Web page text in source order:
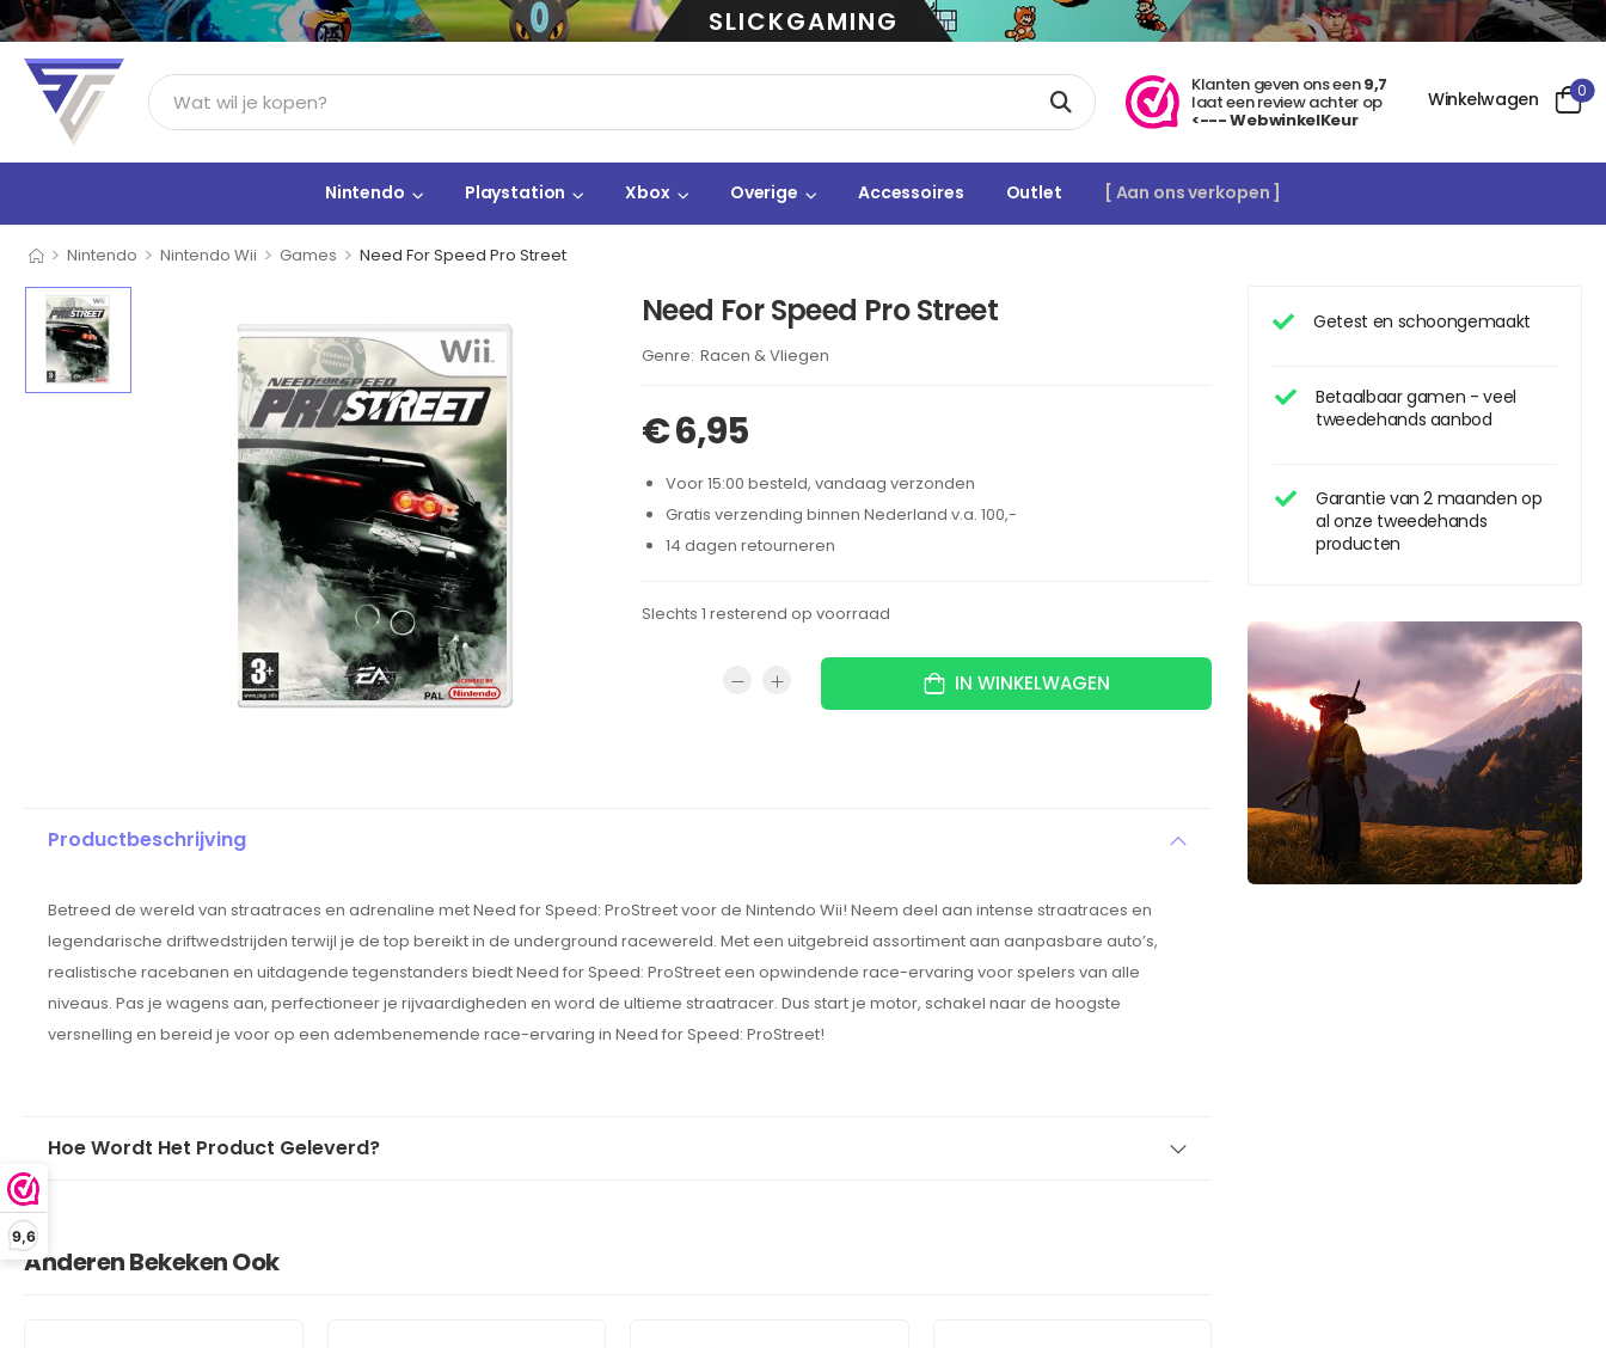
9,6
SLICKGAMING
Klanten geven ons een9,7
laat een review achter op
<--- WebwinkelKeur
Winkelwagen 0
Nintendo Playstation Xbox Overige Accessoires Outlet [ Aan ons verkopen ]
> Nintendo > Nintendo Wii > Games > Need For Speed Pro Street
Getest en schoongemaakt
Betaalbaar gamen - veel
tweedehands aanbod
Garantie van 2 maanden op
al onze tweedehands
producten
Need For Speed Pro Street
Brand:
Racen & Vliegen
€6,95
Voor 15:00 besteld, vandaag verzonden
Gratis verzending binnen Nederland v.a. 100,-
14 dagen retourneren
Slechts 1 resterend op voorraad
IN WINKELWAGEN
Productbeschrijving
Betreed de wereld van straatraces en adrenaline met Need for Speed: ProStreet voor de Nintendo Wii! Neem deel aan intense straatraces en
legendarische driftwedstrijden terwijl je de top bereikt in de underground racewereld. Met een uitgebreid assortiment aan aanpasbare auto’s,
realistische racebanen en uitdagende tegenstanders biedt Need for Speed: ProStreet een opwindende race-ervaring voor spelers van alle
niveaus. Pas je wagens aan, perfectioneer je rijvaardigheden en word de ultieme straatracer. Dus start je motor, schakel naar de hoogste
versnelling en bereid je voor op een adembenemende race-ervaring in Need for Speed: ProStreet!
Hoe Wordt Het Product Geleverd?
Anderen Bekeken Ook